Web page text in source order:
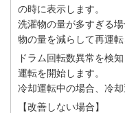
の時に表示します。
洗濯物の量が多すぎる
物の量を減らして再運転
ドラム回転数異常を検
運転を開始します。
冷却運転中の場合、冷
【改善しない場合】